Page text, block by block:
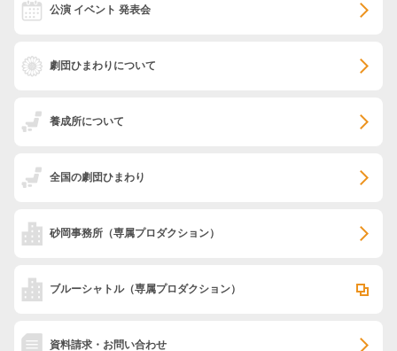
公演 イベント 発表会
劇団ひまわりについて
養成所について
全国の劇団ひまわり
砂岡事務所 （専属プロダクション）
ブルーシャトル（専属プロダクション）
資料請求・お問い合わせ